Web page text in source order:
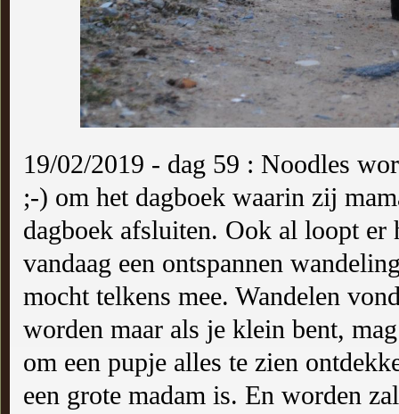
19/02/2019 - dag 59 : Noodles
;-) om het dagboek waarin zij
dagboek afsluiten. Ook al loopt er
vandaag een ontspannen
mocht telkens mee. Wandelen
worden maar als je klein bent,
om een pupje alles te zien
een grote madam is. En worden